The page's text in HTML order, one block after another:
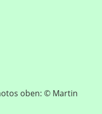
oben: © Martin